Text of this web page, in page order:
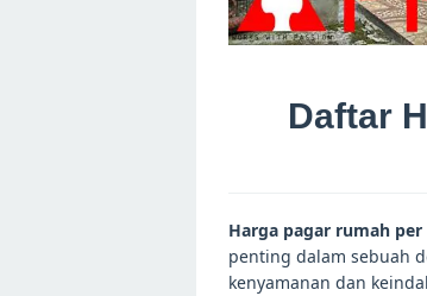
Daftar
Harga pagar rumah
penting dalam sebuah
kenyamanan dan